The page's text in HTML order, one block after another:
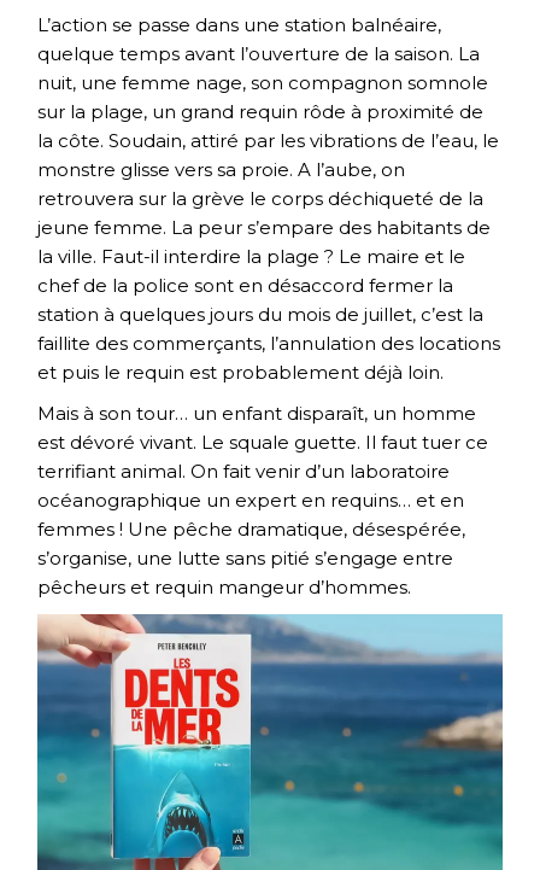
L’action se passe dans une station balnéaire,
quelque temps avant l’ouverture de la saison. La
nuit, une femme nage, son compagnon somnole
sur la plage, un grand requin rôde à proximité de
la côte. Soudain, attiré par les vibrations de l’eau, le
monstre glisse vers sa proie. A l’aube, on
retrouvera sur la grève le corps déchiqueté de la
jeune femme. La peur s’empare des habitants de
la ville. Faut-il interdire la plage ? Le maire et le
chef de la police sont en désaccord fermer la
station à quelques jours du mois de juillet, c’est la
faillite des commerçants, l’annulation des locations
et puis le requin est probablement déjà loin.
Mais à son tour… un enfant disparaît, un homme
est dévoré vivant. Le squale guette. Il faut tuer ce
terrifiant animal. On fait venir d’un laboratoire
océanographique un expert en requins… et en
femmes ! Une pêche dramatique, désespérée,
s’organise, une lutte sans pitié s’engage entre
pêcheurs et requin mangeur d’hommes.